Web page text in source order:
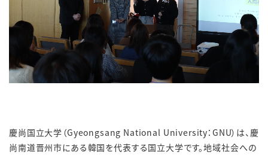
慶尚国立大学（Gyeongsang National University： GNU）は、慶
尚南道晋州市にある韓国を代表する国立大学です。地域社会への